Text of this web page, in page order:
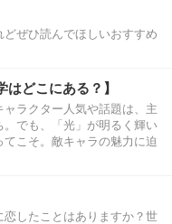
ぜひ読んでほしいおすすめ
はどこにある？】
ラクター人気や話題は、主
。でも、「光」が明るく輝い
こそ。敵キャラの魅力に迫
したことはありますか？世